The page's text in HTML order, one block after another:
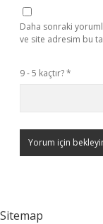
Daha sonraki
ve site adresim bu
9 - 5 kaçtır?*
Sitemap